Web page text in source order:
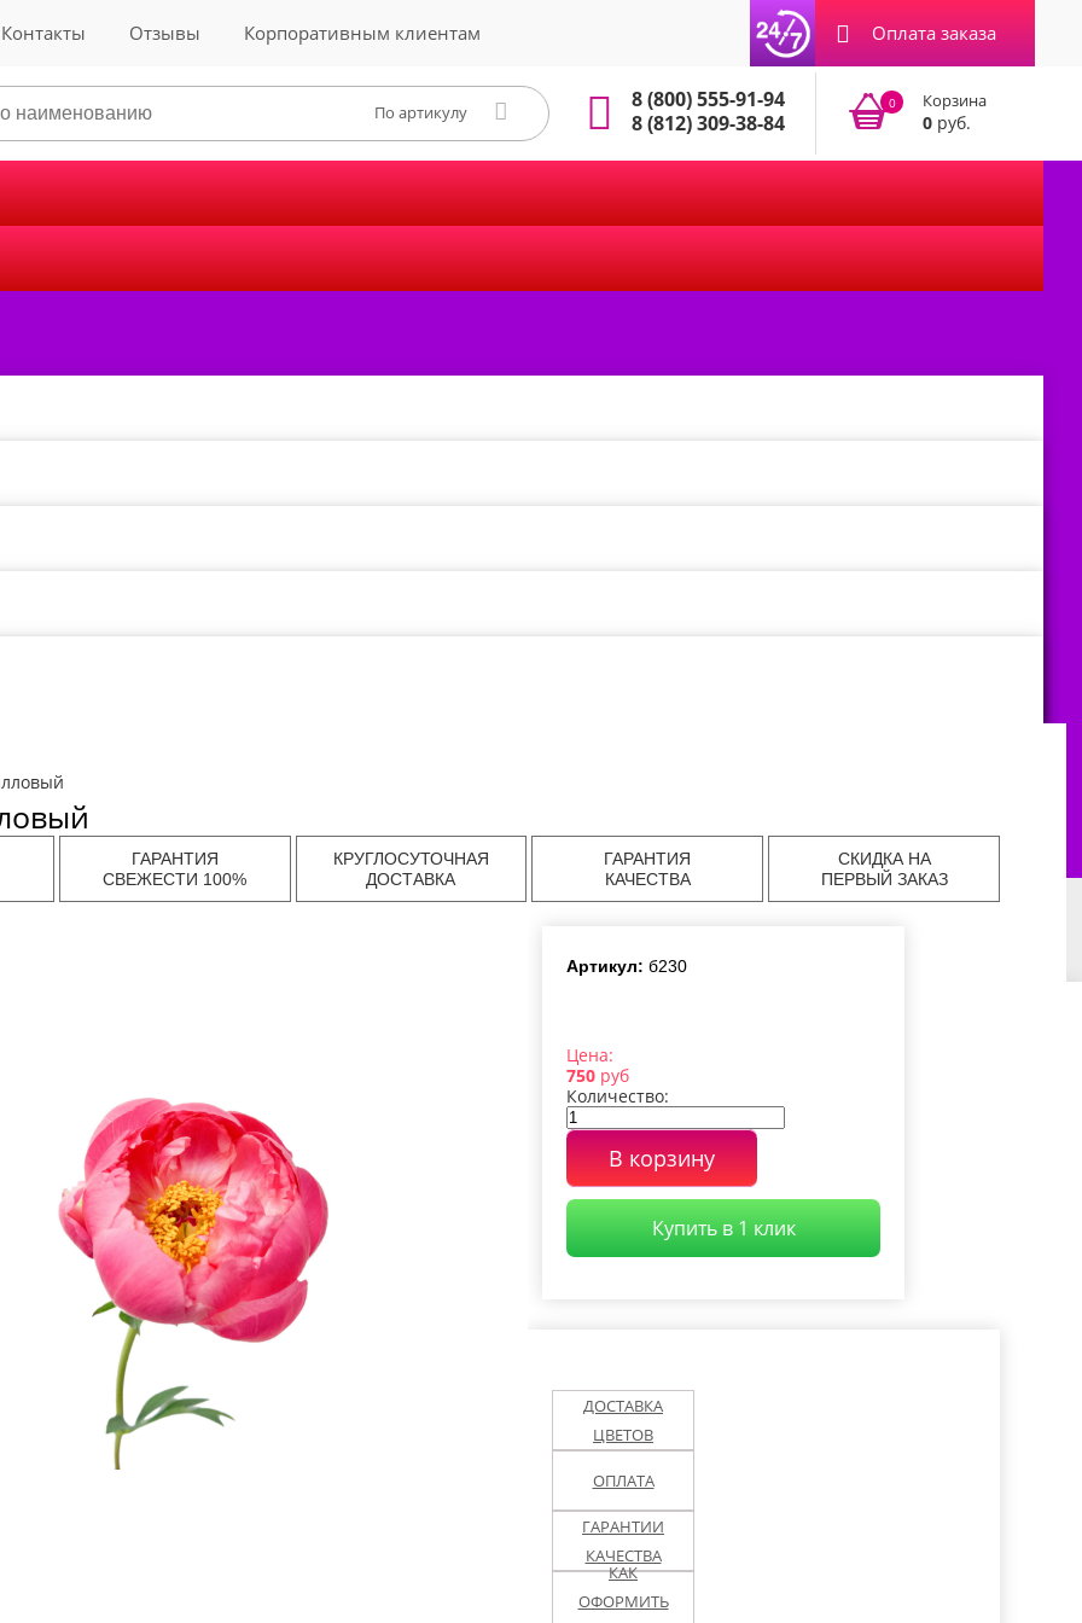
Контакты Отзывы Корпоративным клиентам Оплата заказа
По артикулу
8 (800) 555-91-94
8 (812) 309-38-84
Корзина
0
0 руб.
Доставка цветов в
Ростове-на-Дону
Астрахань Большая Ижора Белоостров
Волосово Волхов Всеволожск
Домодедово
Домодедово
(город)
Зеркальный
(Приморск. Шоссе)
Коммунар
Красногорск
ГАРАНТИЯ
СВЕЖЕСТИ 100%
КРУГЛОСУТОЧНАЯ
ДОСТАВКА
ГАРАНТИЯ
КАЧЕСТВА
СКИДКА НА
ПЕРВЫЙ ЗАКАЗ
Цена:
750 руб
Количество:
В корзину
Купить в 1 клик
Артикул: б230
ДОСТАВКА
ЦВЕТОВ
ОПЛАТА
ГАРАНТИИ
КАЧЕСТВА
КАК
ОФОРМИТЬ